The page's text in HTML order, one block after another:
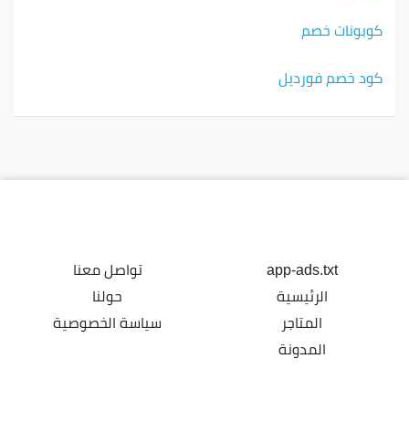
كوبونات خصم
كود خصم فورديل
app-ads.txt
الرئيسية
المتاجر
المدونة
تواصل معنا
حولنا
سياسة الخصوصية